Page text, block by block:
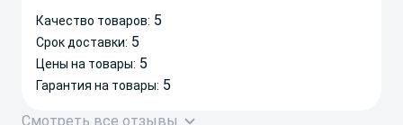
Качество товаров: 5
Срок доставки: 5
Цены на товары: 5
Гарантия на товары: 5
Смотреть все отзывы